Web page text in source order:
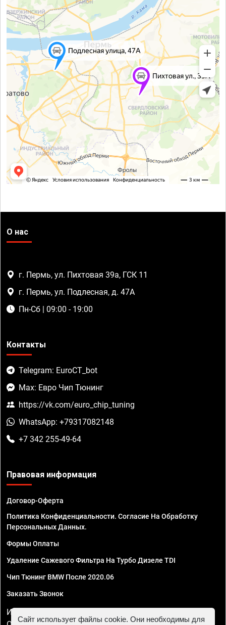
О нас
г. Пермь, ул. Пихтовая 39а, ГСК 11
г. Пермь, ул. Подлесная, д. 47А
Пн-Сб | 09:00 - 19:00
Контакты
Telegram: EuroCT_bot
Max: Евро Чип Тюнинг
https://vk.com/euro_chip_tuning
WhatsApp: +79317082148
+7 342 255-49-64
Правовая информация
Договор-Оферта
Политика Конфиденциальности. Согласие На Обработку
Персональных Данных.
Формы Оплаты
Удаление Сажевого Фильтра На Турбо Дизеле TDI
Чип Тюнинг BMW После 2020.06
Заказать Звонок
ИП Смирнов Георгий Павлович. ИНН 781302555843,
Сайт использует файлы cookie. Они необходимы для